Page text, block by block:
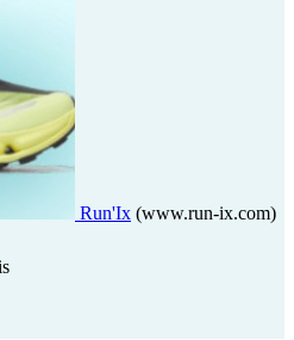
Run'Ix (www.run-ix.com)